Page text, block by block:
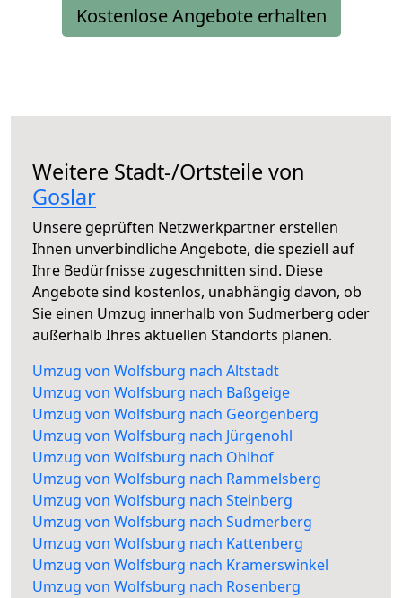
Kostenlose Angebote erhalten
Weitere Stadt-/Ortsteile von
Goslar
Unsere geprüften Netzwerkpartner erstellen
Ihnen unverbindliche Angebote, die speziell auf
Ihre Bedürfnisse zugeschnitten sind. Diese
Angebote sind kostenlos, unabhängig davon, ob
Sie einen Umzug innerhalb von Sudmerberg oder
außerhalb Ihres aktuellen Standorts planen.
Umzug von Wolfsburg nach Altstadt
Umzug von Wolfsburg nach Baßgeige
Umzug von Wolfsburg nach Georgenberg
Umzug von Wolfsburg nach Jürgenohl
Umzug von Wolfsburg nach Ohlhof
Umzug von Wolfsburg nach Rammelsberg
Umzug von Wolfsburg nach Steinberg
Umzug von Wolfsburg nach Sudmerberg
Umzug von Wolfsburg nach Kattenberg
Umzug von Wolfsburg nach Kramerswinkel
Umzug von Wolfsburg nach Rosenberg